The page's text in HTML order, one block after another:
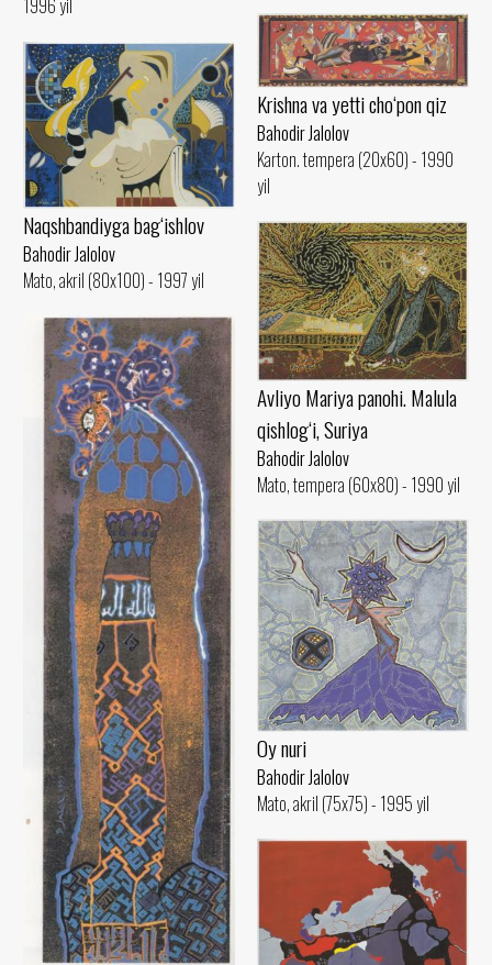
1996 yil
Krishna va yetti cho‘pon qiz
Bahodir Jalolov
Karton. tempera (20x60) - 1990
yil
Naqshbandiyga bag‘ishlov
Bahodir Jalolov
Mato, akril (80x100) - 1997 yil
Avliyo Mariya panohi. Malula
qishlog‘i, Suriya
Bahodir Jalolov
Mato, tempera (60x80) - 1990 yil
Oy nuri
Bahodir Jalolov
Mato, akril (75x75) - 1995 yil